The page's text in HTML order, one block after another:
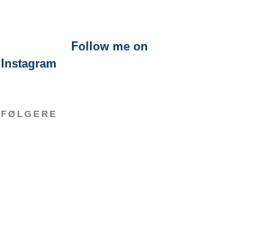
Follow me on
Instagram
FØLGERE